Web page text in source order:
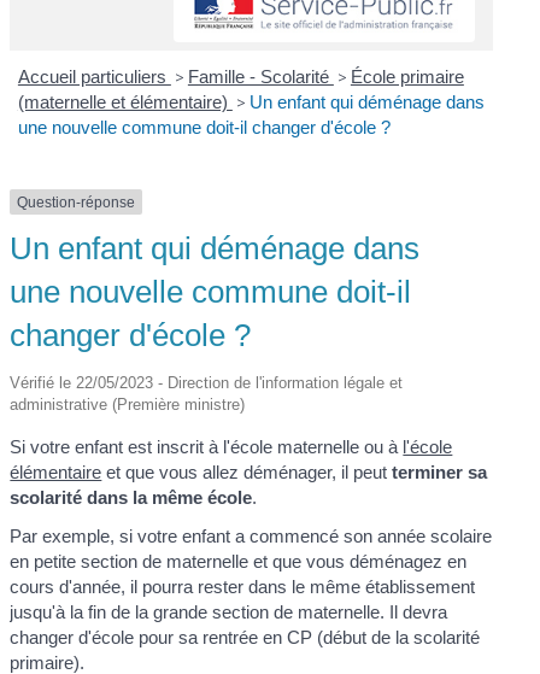
Accueil particuliers > Famille - Scolarité > École primaire
(maternelle et élémentaire) > Un enfant qui déménage dans
une nouvelle commune doit-il changer d'école ?
Question-réponse
Un enfant qui déménage dans
une nouvelle commune doit-il
changer d'école ?
Vérifié le 22/05/2023 - Direction de l'information légale et
administrative (Première ministre)
Si votre enfant est inscrit à l'école maternelle ou à l'école
élémentaire et que vous allez déménager, il peutterminer sa
scolarité dans la même école.
Par exemple, si votre enfant a commencé son année scolaire
en petite section de maternelle et que vous déménagez en
cours d'année, il pourra rester dans le même établissement
jusqu'à la fin de la grande section de maternelle. Il devra
changer d'école pour sa rentrée en CP (début de la scolarité
primaire).